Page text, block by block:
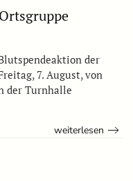
der
7. August, von
der Turnhalle
weiterlesen